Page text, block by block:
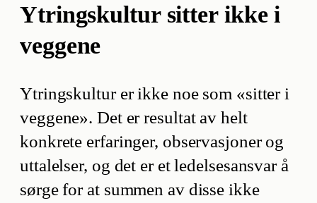
Ytringskultur sitter ikke i
veggene
Ytringskultur er ikke noe som «sitter i
veggene». Det er resultat av helt
konkrete erfaringer, observasjoner og
uttalelser, og det er et ledelsesansvar å
sørge for at summen av disse ikke